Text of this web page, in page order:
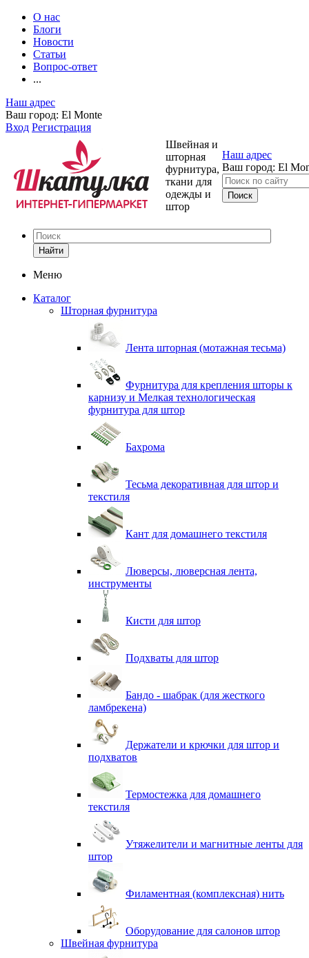
О нас
Блоги
Новости
Статьи
Вопрос-ответ
...
Наш адрес
Ваш город: El Monte
Вход Регистрация
Швейная и
шторная
фурнитура,
ткани для
одежды и
штор
Наш адрес
Ваш город: El
Найти
Меню
Каталог
Шторная фурнитура
Лента шторная (мотажная тесьма)
Фурнитура для крепления шторы к
карнизу и Мелкая технологическая
фурнитура для штор
Бахрома
Тесьма декоративная для штор и
текстиля
Кант для домашнего текстиля
Люверсы, люверсная лента,
инструменты
Кисти для штор
Подхваты для штор
Бандо - шабрак (для жесткого
ламбрекена)
Держатели и крючки для штор и
подхватов
Термостежка для домашнего
текстиля
Утяжелители и магнитные ленты для
штор
Филаментная (комплексная) нить
Оборудование для салонов штор
Швейная фурнитура